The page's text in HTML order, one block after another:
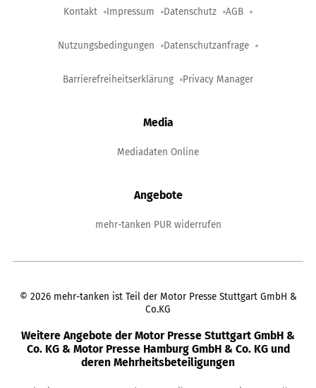
Kontakt Impressum Datenschutz AGB
Nutzungsbedingungen Datenschutzanfrage
Barrierefreiheitserklärung Privacy Manager
Media
Mediadaten Online
Angebote
mehr-tanken PUR widerrufen
© 2026 mehr-tanken ist Teil der Motor Presse Stuttgart GmbH &
Co.KG
Weitere Angebote der Motor Presse Stuttgart GmbH &
Co. KG & Motor Presse Hamburg GmbH & Co. KG und
deren Mehrheitsbeteiligungen